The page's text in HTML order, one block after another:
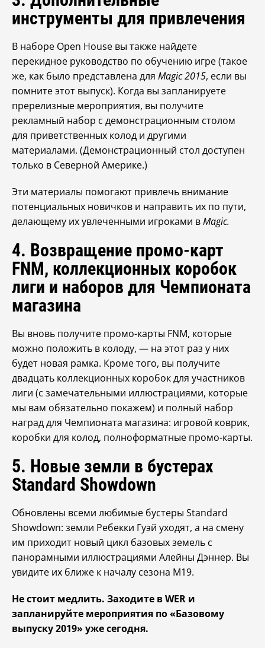
инструменты для привлечения
В наборе Open House вы также найдете
перекидное руководство по обучению игре (такое
же, как было представлена для Magic 2015, если вы
помните этот выпуск). Когда вы запланируете
пререлизные мероприятия, вы получите
рекламный набор с демонстрационным столом
для приветственных колод и другими
материалами. (Демонстрационный стол доступен
только в Северной Америке.)
Эти материалы помогают привлечь внимание
потенциальных новичков и направить их по пути,
делающему их увлеченными игроками вMagic.
4. Возвращение промо-карт
FNM, коллекционных коробок
лиги и наборов для Чемпионата
магазина
Вы вновь получите промо-карты FNM, которые
можно положить в колоду, — на этот раз у них
будет новая рамка. Кроме того, вы получите
двадцать коллекционных коробок для участников
лиги (с замечательными иллюстрациями, которые
мы вам обязательно покажем) и полный набор
наград для Чемпионата магазина: игровой коврик,
коробки для колод, полноформатные промо-карты.
5. Новые земли в бустерах
Standard Showdown
Обновлены всеми любимые бустеры Standard
Showdown: земли Ребекки Гуэй уходят, а на смену
им приходит новый цикл базовых земель с
панорамными иллюстрациями Алейны Дэннер. Вы
увидите их ближе к началу сезона M19.
Не стоит медлить. Заходите в WER и
запланируйте мероприятия по «Базовому
выпуску 2019» уже сегодня.